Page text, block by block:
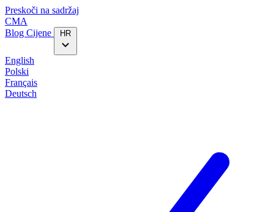
Preskoči na sadržaj
CMA
Blog‎ Cijene HR
English
Polski
Français
Deutsch